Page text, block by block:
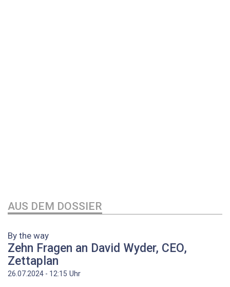
AUS DEM DOSSIER
By the way
Zehn Fragen an David Wyder, CEO,
Zettaplan
26.07.2024 - 12:15 Uhr